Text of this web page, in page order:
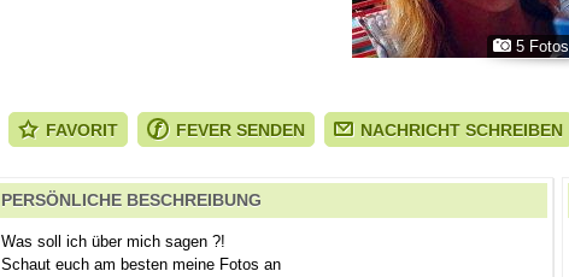
5 Fotos
FAVORIT FEVER SENDEN NACHRICHT SCHREIBEN
PERSÖNLICHE BESCHREIBUNG
Was soll ich über mich sagen ?!
Schaut euch am besten meine Fotos an